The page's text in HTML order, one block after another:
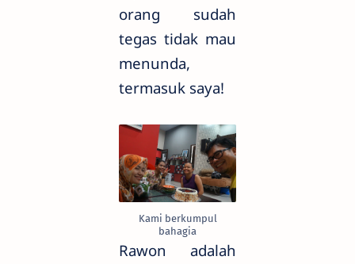
orang sudah
tegas tidak mau
menunda,
termasuk saya!
Kami berkumpul
bahagia
Rawon adalah